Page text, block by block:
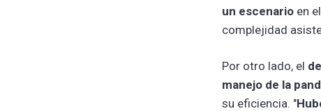
un escenario en
complejidad
Por otro lado, el
manejo de la
su eficiencia. "